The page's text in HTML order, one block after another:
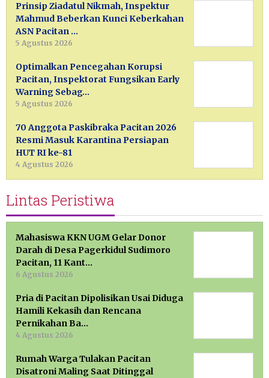
Prinsip Ziadatul Nikmah, Inspektur
Mahmud Beberkan Kunci Keberkahan
ASN Pacitan …
5 Agustus 2026
Optimalkan Pencegahan Korupsi
Pacitan, Inspektorat Fungsikan Early
Warning Sebag…
5 Agustus 2026
70 Anggota Paskibraka Pacitan 2026
Resmi Masuk Karantina Persiapan
HUT RI ke-81
4 Agustus 2026
Lintas Peristiwa
Mahasiswa KKN UGM Gelar Donor
Darah di Desa Pagerkidul Sudimoro
Pacitan, 11 Kant…
6 Agustus 2026
Pria di Pacitan Dipolisikan Usai Diduga
Hamili Kekasih dan Rencana
Pernikahan Ba…
4 Agustus 2026
Rumah Warga Tulakan Pacitan
Disatroni Maling Saat Ditinggal